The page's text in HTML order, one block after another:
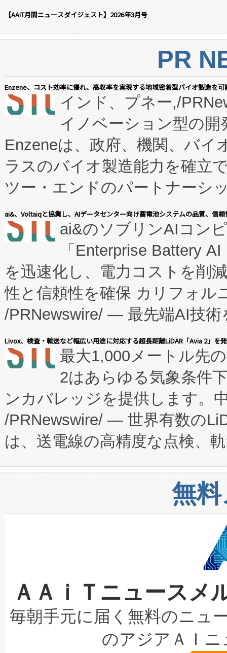
【AAiT月間ニュースダイジェスト】2026年3月号
PR
Enzene、コスト効率に優れ、高収率を実現する地域密着型バイオ製造を
インド、プネー,/
イノベーション型の
Enzeneは、政府、機関、バイ
ラスのバイオ製造能力を確立
ツー・エンドのパートナーシ
表しました。 同社の実績ある
manufacturing™ (FCCM™) プ
たNeXは、バイオ医薬品製造
従来のフェッドバッチ施設の
に、患者やサプライチェーン
キー方式で拡張性が高く、持
す。FCCM‑を活用した現地生
患者にとっての費用負担を大
のアクセスを大幅に拡大する
Fully-Connected Continuous
プログラムには、施設設計・
に関する技術移転および知的
構造化トレーニングカリキュ
上げおよび商用化段階におけ
設備整備および立ち上げ調整
加組織は、Enzeneのバイオ
選定された製品について、自
取得できる可能性もあります
設には、3億～4億ドルかか
最高経営責任者（CEO）であ
す。「当社のfully-connected
ai&、Voltaiqと協業し、AIデータセンター向け蓄電池システムの品質、信
ai&のソブリンAIコン
「Enterprise Battery
を迅速化し、電力コストを削
性と信頼性を確保 カリフォル
/PRNewswire/ — 最先端AI技術
会社エーアイ・アンド：本社
President原信平）と、エンタ
ードするVoltaiqは、日本にあ
ーエネルギー貯蔵システム（
た。 Voltaiq独自のAI搭載プラ
定、統合、導入、運用に至る
安全性を追跡し、確保する事
増加しているデータセンター
る電力網に大きな負担をかけ
事業者の負担軽減という課題
系統連系を迅速にし、ピーク
限を超えて利用可能な電力容
持できるよう貢献します。こ
ービスレベル契約（SLA）違
テリー性能の劣化によるダウ
Livox、検査・輸送など幅広い用途に対応する超長距離LiDAR「Avia 2」を
最大1,000メートル先
2はあらゆる気象条件
ンカバレッジを提供します。
/PRNewswire/ — 世界有数の
は、送電線の高精度な点検、
や穀物倉庫におけるバルク材
リューション「Avia 2」を発
したAvia 2は、1,000メート
狭視野のFOVを切り替えるこ
ケーブル、枝などの細かな対
なレーザースポットにより、
な環境下でも豊かなディテー
キロメートル範囲を検出
LiDAR for Inspections,
無
ＡＡｉＴニュース
毎朝手元に届く無料のニュ
のアジアＡＩ